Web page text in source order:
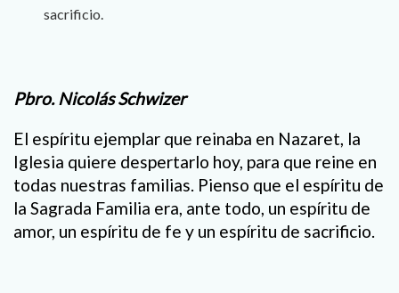
sacrificio.
Pbro. Nicolás Schwizer
El espíritu ejemplar que reinaba en Nazaret, la
Iglesia quiere despertarlo hoy, para que reine en
todas nuestras familias. Pienso que el espíritu de
la Sagrada Familia era, ante todo, un espíritu de
amor, un espíritu de fe y un espíritu de sacrificio.